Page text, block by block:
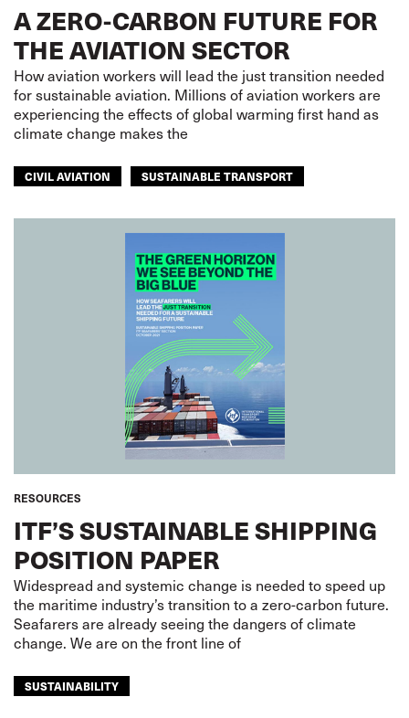
A ZERO-CARBON FUTURE FOR
THE AVIATION SECTOR
How aviation workers will lead the just transition needed
for sustainable aviation. Millions of aviation workers are
experiencing the effects of global warming first hand as
climate change makes the
CIVIL AVIATION
SUSTAINABLE TRANSPORT
RESOURCES
ITF’S SUSTAINABLE SHIPPING
POSITION PAPER
Widespread and systemic change is needed to speed up
the maritime industry’s transition to a zero-carbon future.
Seafarers are already seeing the dangers of climate
change. We are on the front line of
SUSTAINABILITY